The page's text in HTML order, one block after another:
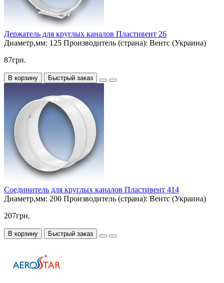
Держатель для круглых каналов Пластивент 26
Диаметр,мм: 125 Производитель (страна): Вентс (Украина)
87грн.
В корзину Быстрый заказ
Соединитель для круглых каналов Пластивент 414
Диаметр,мм: 200 Производитель (страна): Вентс (Украина)
207грн.
В корзину Быстрый заказ